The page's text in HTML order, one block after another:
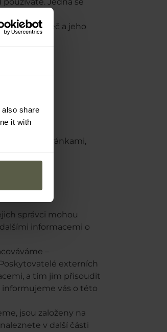
share
it with
prohlížeč a jeho
mezi podstránkami,
správci mohou
informacemi o
–
externích
a tím jim přisoudit
informujeme vás o této
jsou založeny na
v další části